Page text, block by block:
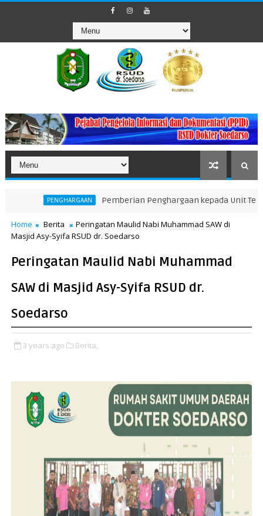
PENGHARGAAN Pemberian Penghargaan kepada Unit Teraktif
Home Berita
Peringatan Maulid Nabi Muhammad SAW di
Masjid Asy-Syifa RSUD dr. Soedarso
Peringatan Maulid Nabi Muhammad
SAW di Masjid Asy-Syifa RSUD dr.
Soedarso
3 years ago Berita,